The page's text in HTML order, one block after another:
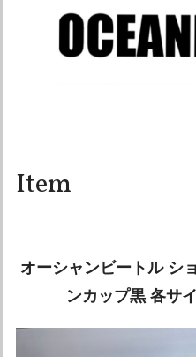
Item
オーシャンビートル シ
ンカップ黒 各サ